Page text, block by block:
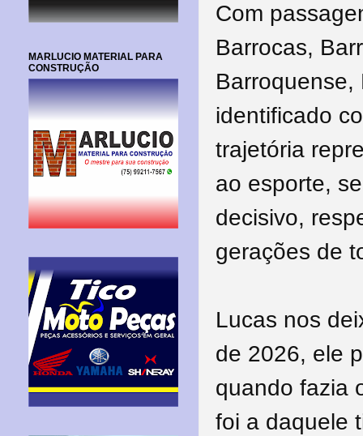
Com
Barrocas,
Barroquense,
identificado
trajetória
ao esporte,
decisivo,
gerações de
Lucas nos
de 2026, ele
quando fazia
foi a daquele
MARLUCIO MATERIAL PARA
CONSTRUÇÃO